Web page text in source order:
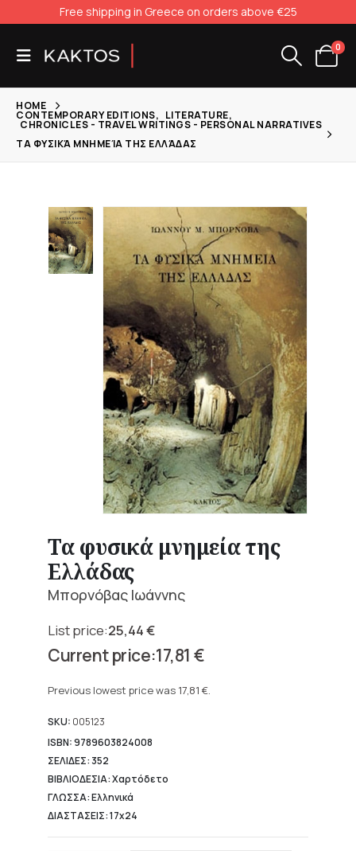
Free shipping in Greece on orders above €25
0
HOME
CONTEMPORARY EDITIONS, LITERATURE,
CHRONICLES - TRAVEL WRITINGS - PERSONAL NARRATIVES
ΤΑ ΦΥΣΙΚΆ ΜΝΗΜΕΊΑ ΤΗΣ ΕΛΛΆΔΑΣ
Τα φυσικά μνημεία της
Ελλάδας
Μπορνόβας Ιωάννης
25,44€
Original
price
25,44 €.
17,81 €
price
17,81 €.
Previous lowest price was 17,81 €.
SKU: 005123
ISBN: 9789603824008
ΣΕΛΙΔΕΣ: 352
ΒΙΒΛΙΟΔΕΣΙΑ: Χαρτόδετο
ΓΛΩΣΣΑ: Ελληνικά
ΔΙΑΣΤΑΣΕΙΣ: 17x24